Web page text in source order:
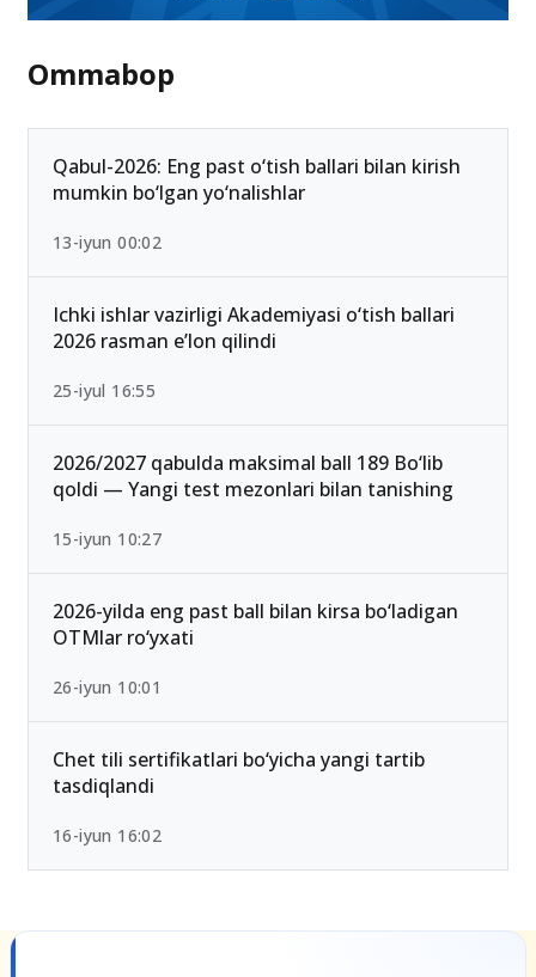
Ommabop
Qabul-2026: Eng past o‘tish ballari bilan kirish
mumkin bo‘lgan yo‘nalishlar
13-iyun 00:02
Ichki ishlar vazirligi Akademiyasi o‘tish ballari
2026 rasman e’lon qilindi
25-iyul 16:55
2026/2027 qabulda maksimal ball 189 Bo‘lib
qoldi — Yangi test mezonlari bilan tanishing
15-iyun 10:27
2026-yilda eng past ball bilan kirsa bo‘ladigan
OTMlar ro‘yxati
26-iyun 10:01
Chet tili sertifikatlari bo‘yicha yangi tartib
tasdiqlandi
16-iyun 16:02